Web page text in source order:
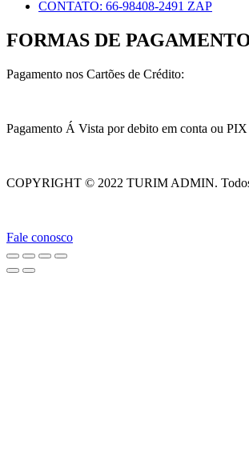
CONTATO: 66-98408-2491 ZAP
FORMAS DE
Pagamento nos Cartões de Crédito:
Pagamento Á Vista por debito em conta ou PIX
COPYRIGHT © 2022 TURIM ADMIN. Todos
Fale conosco